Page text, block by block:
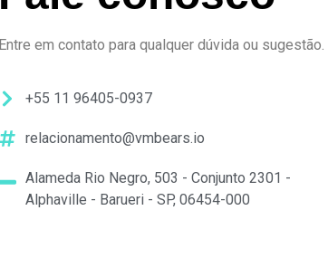
Entre em contato para qualquer dúvida ou sugestão.
+55 11 96405-0937
relacionamento@vmbears.io
Alameda Rio Negro, 503 - Conjunto 2301 -
Alphaville - Barueri - SP, 06454-000